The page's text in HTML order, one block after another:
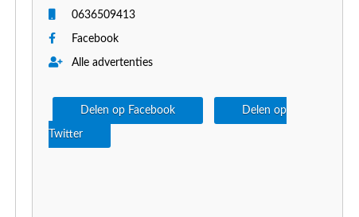
0636509413
Facebook
Alle advertenties
Delen op Facebook Delen op
Twitter